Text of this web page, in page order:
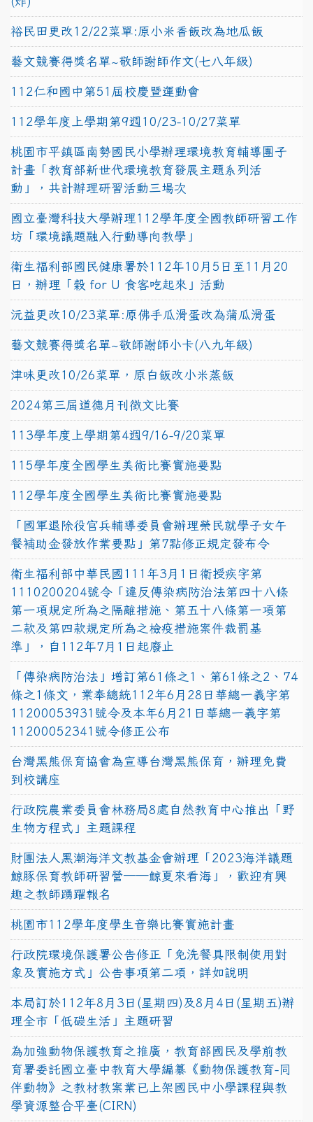
裕民田更改12/22菜單:原小米香飯改為地瓜飯
藝文競賽得獎名單~敬師謝師作文(七八年級)
112仁和國中第51屆校慶暨運動會
112學年度上學期第9週10/23-10/27菜單
桃園市平鎮區南勢國民小學辦理環境教育輔導團子
計畫「教育部新世代環境教育發展主題系列活
動」，共計辦理研習活動三場次
國立臺灣科技大學辦理112學年度全國教師研習工作
坊「環境議題融入行動導向教學」
衛生福利部國民健康署於112年10月5日至11月20
日，辦理「穀 for U 食客吃起來」活動
沅益更改10/23菜單:原佛手瓜滑蛋改為蒲瓜滑蛋
藝文競賽得獎名單~敬師謝師小卡(八九年級)
津味更改10/26菜單，原白飯改小米蒸飯
2024第三屆道德月刊徵文比賽
113學年度上學期第4週9/16-9/20菜單
115學年度全國學生美術比賽實施要點
112學年度全國學生美術比賽實施要點
「國軍退除役官兵輔導委員會辦理榮民就學子女午
餐補助金發放作業要點」第7點修正規定發布令
衛生福利部中華民國111年3月1日衛授疾字第
1110200204號令「違反傳染病防治法第四十八條
第一項規定所為之隔離措施、第五十八條第一項第
二款及第四款規定所為之檢疫措施案件裁罰基
準」，自112年7月1日起廢止
「傳染病防治法」增訂第61條之1、第61條之2、74
條之1條文，業奉總統112年6月28日華總一義字第
11200053931號令及本年6月21日華總一義字第
11200052341號令修正公布
台灣黑熊保育協會為宣導台灣黑熊保育，辦理免費
到校講座
行政院農業委員會林務局8處自然教育中心推出「野
生物方程式」主題課程
財團法人黑潮海洋文教基金會辦理「2023海洋議題
鯨豚保育教師研習營──鯨夏來看海」，歡迎有興
趣之教師踴躍報名
桃園市112學年度學生音樂比賽實施計畫
行政院環境保護署公告修正「免洗餐具限制使用對
象及實施方式」公告事項第二項，詳如說明
本局訂於112年8月3日(星期四)及8月4日(星期五)辦
理全市「低碳生活」主題研習
為加強動物保護教育之推廣，教育部國民及學前教
育署委託國立臺中教育大學編纂《動物保護教育-同
伴動物》之教材教案業已上架國民中小學課程與教
學資源整合平臺(CIRN)